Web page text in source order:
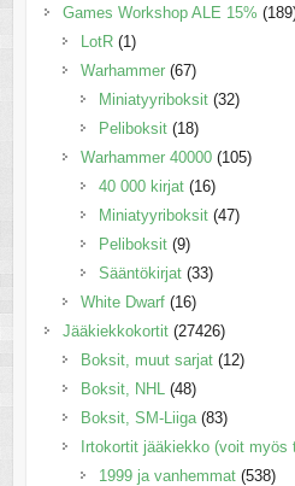
Games Workshop ALE 15%
LotR (1)
Warhammer (67)
Miniatyyriboksit (32)
Peliboksit (18)
Warhammer 40000 (105)
40 000 kirjat (16)
Miniatyyriboksit (47)
Peliboksit (9)
Sääntökirjat (33)
White Dwarf (16)
Jääkiekkokortit (27426)
Boksit, muut sarjat (12)
Boksit, NHL
(48)
Boksit, SM-Liiga (83)
Irtokortit jääkiekko (voit myös
1999 ja vanhemmat (538)